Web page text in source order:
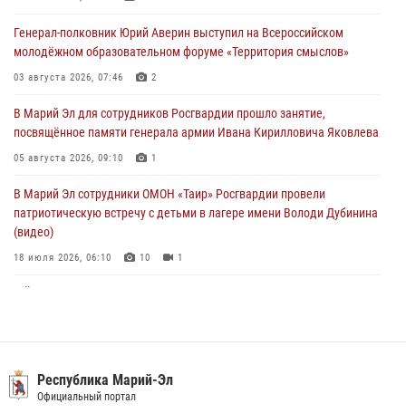
В детском оздоровительном лагере «Лесная сказка» Республики
Марий Эл прошла акция «Каникулы с Росгвардией»
Сотрудники Центра лицензионно-разрешительной работы
Управления Росгвардии по Республике Марий Эл приняли участие в
04 августа 2026, 06:46
Генерал-полковник Юрий Аверин выступил на Всероссийском
молодёжном образовательном форуме «Территория смыслов»
03 августа 2026, 07:46 2
В Марий Эл для сотрудников Росгвардии прошло занятие,
посвящённое памяти генерала армии Ивана Кирилловича Яковлева
05 августа 2026, 09:10 1
В Марий Эл сотрудники ОМОН «Таир» Росгвардии провели
патриотическую встречу с детьми в лагере имени Володи Дубинина
(видео)
18 июля 2026, 06:10 10 1
В Марий Эл сотрудники Росгвардии присоединились к масштабной
донорской акции (видео)
Республика Марий-Эл
Официальный портал